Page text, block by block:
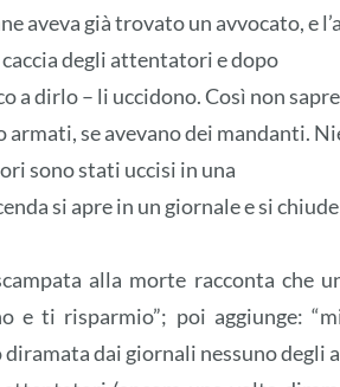
aveva già trovato un avvocato, e
degli attentatori e dopo
a dirlo – li uccidono. Così non
armati, se avevano dei mandanti.
sono stati uccisi in una
si apre in un giornale e si
alla morte racconta che
e ti risparmio”; poi aggiunge:
diramata dai giornali nessuno degli